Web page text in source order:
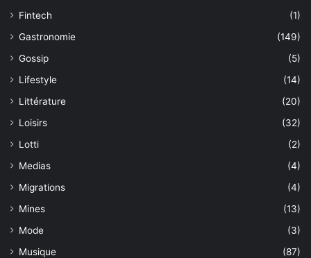
Fintech
(1)
Gastronomie
(149)
Gossip
(5)
Lifestyle
(14)
Littérature
(20)
Loisirs
(32)
Lotti
(2)
Medias
(4)
Migrations
(4)
Mines
(13)
Mode
(3)
Musique
(87)